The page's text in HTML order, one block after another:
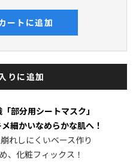
ートに追加
りに追加
部分用シートマスク」
細かいなめらかな肌へ！
れしにくいベース作り
、化粧フィックス！